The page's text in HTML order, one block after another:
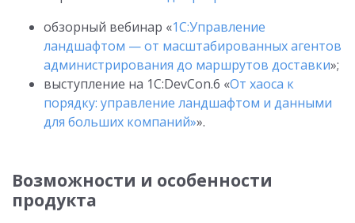
обзорный вебинар «1С:Управление
ландшафтом — от масштабированных агентов
администрирования до маршрутов доставки»;
выступление на 1С:DevCon.6 «От хаоса к
порядку: управление ландшафтом и данными
для больших компаний»».
Возможности и особенности
продукта